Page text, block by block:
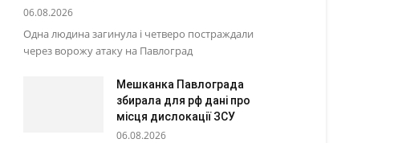
06.08.2026
Одна людина загинула і четверо постраждали
через ворожу атаку на Павлоград
Мешканка Павлограда
збирала для рф дані про
місця дислокації ЗСУ
06.08.2026